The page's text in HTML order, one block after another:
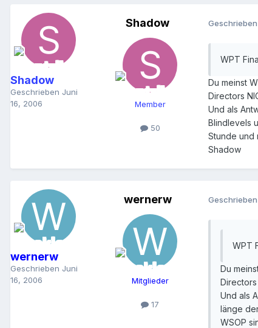
Shadow
Geschrieben Juni
16, 2006
Shadow
Member
50
WPT
Du meinst
Directors
Und als
Blindlevels
Stunde und
Shadow
wernerw
Geschrieben Juni
16, 2006
wernerw
Mitglieder
17
WPT
Du
Und als
länge
WSOP